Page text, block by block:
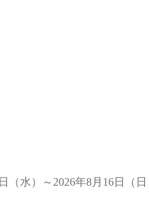
水）～2026年8月16日（